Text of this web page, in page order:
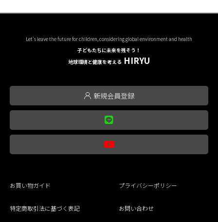
Let's leave the future for children, considering global environment and health
子どもたちに未来を残そう！
地球環境と健康を考える HIRYU
新規会員登録
お買い物ガイド プライバシーポリシー
特定商取引法に基づく表記 お問い合わせ